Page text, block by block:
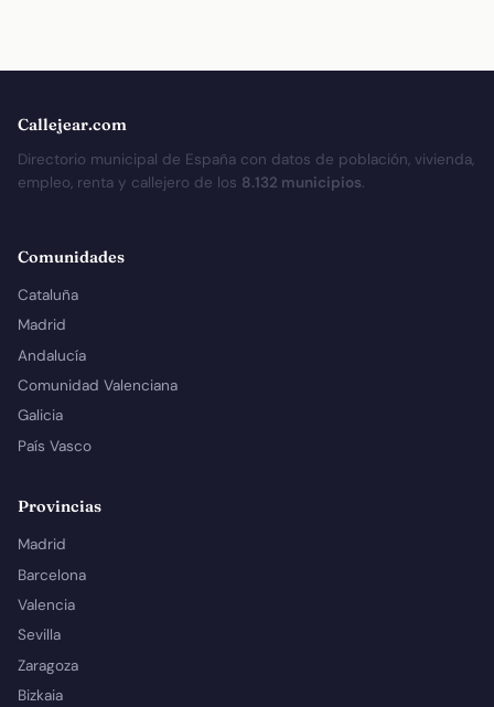
Callejear.com
Directorio municipal de España con datos de población, vivienda,
empleo, renta y callejero de los 8.132 municipios.
Comunidades
Cataluña
Madrid
Andalucía
Comunidad Valenciana
Galicia
País Vasco
Provincias
Madrid
Barcelona
Valencia
Sevilla
Zaragoza
Bizkaia